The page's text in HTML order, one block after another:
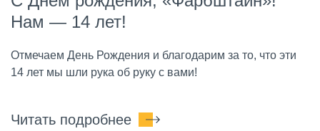
Нам — 14 лет!
Отмечаем День Рождения и благодарим за то, что эти
14 лет мы шли рука об руку с вами!
Читать подробнее